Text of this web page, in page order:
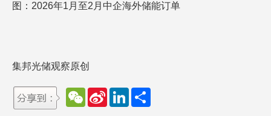
图：2026年1月至2月中企海外储能订单
集邦光储观察原创
W
e
S
L